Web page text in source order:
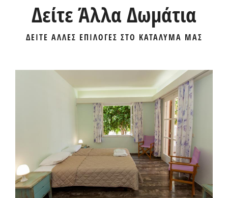
Δείτε Άλλα Δωμάτια
ΔΕΙΤΕ ΑΛΛΕΣ ΕΠΙΛΟΓΕΣ ΣΤΟ ΚΑΤΑΛΥΜΑ ΜΑΣ